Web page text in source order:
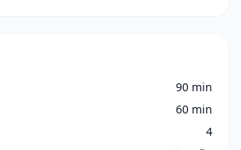
90 min
60 min
4